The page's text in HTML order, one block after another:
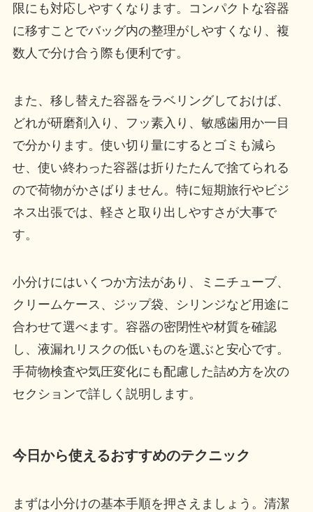
限にも対応しやすくなります。コンパクトな容器
に移すことでバッグ内の整理がしやすくなり、複
数人で分け合う際も便利です。
また、移し替えた容器をラベリングしておけば、
どれが研磨剤入り、フッ素入り、敏感歯用か一目
で分かります。使い切り量にするとゴミも減ら
せ、使い終わった容器は折りたたんで捨てられる
ので荷物がかさばりません。特に短期旅行やビジ
ネス出張では、軽さと取り出しやすさが大事で
す。
小分けにはいくつか方法があり、ミニチューブ、
クリームケース、ジップ袋、シリンジなど用途に
合わせて選べます。容器の密閉性や材質を確認
し、液漏れリスクの低いものを選ぶと安心です。
手荷物検査や気圧変化にも配慮した詰め方を次の
セクションで詳しく説明します。
今日から使えるおすすめのテクニック
まずは小分けの基本手順を押さえましょう。清潔